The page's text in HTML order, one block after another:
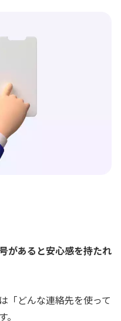
があると安心感を持たれ
「どんな連絡先を使って